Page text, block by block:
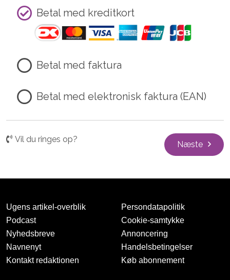
Betal med kreditkort
Betal med faktura
Betal med elektronisk faktura (EAN)
Vil du ringes op?
Næste
Ugens artikel-overblik
Podcast
Nyhedsbreve
Navnenyt
Kontakt redaktionen
Persondatapolitik
Cookie-samtykke
Annoncering
Handelsbetingelser
Køb abonnement